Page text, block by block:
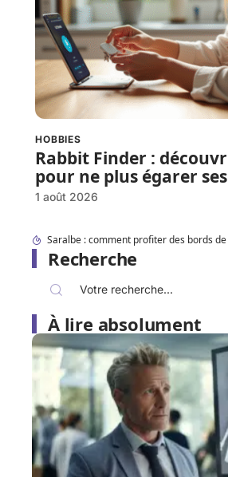
HOBBIES
Rabbit Finder :
pour ne plus égarer
1 août 2026
Recherche
À lire absolument